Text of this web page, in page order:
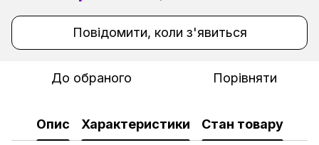
Повідомити, коли з'явиться
До обраного Порівняти
Опис Характеристики Стан товару